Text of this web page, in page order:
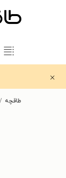
طاقچه